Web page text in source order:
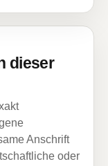
dieser
Anschrift
oder